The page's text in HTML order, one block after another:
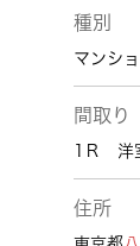
種別
マンシ
間取り
1Ｒ 洋
住所